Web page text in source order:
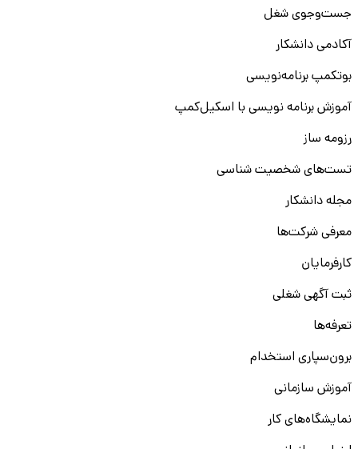
جست‌و‌جوی شغل
آکادمی دانشکار
بوتکمپ برنامه‌نویسی
آموزش برنامه نویسی با اسکیل‌کمپ
رزومه ساز
تست‌های شخصیت شناسی
مجله دانشکار
معرفی شرکت‌ها
کارفرمایان
ثبت آگهی شغلی
تعرفه‌ها
برون‌سپاری استخدام
آموزش سازمانی
نمایشگاه‌های کار